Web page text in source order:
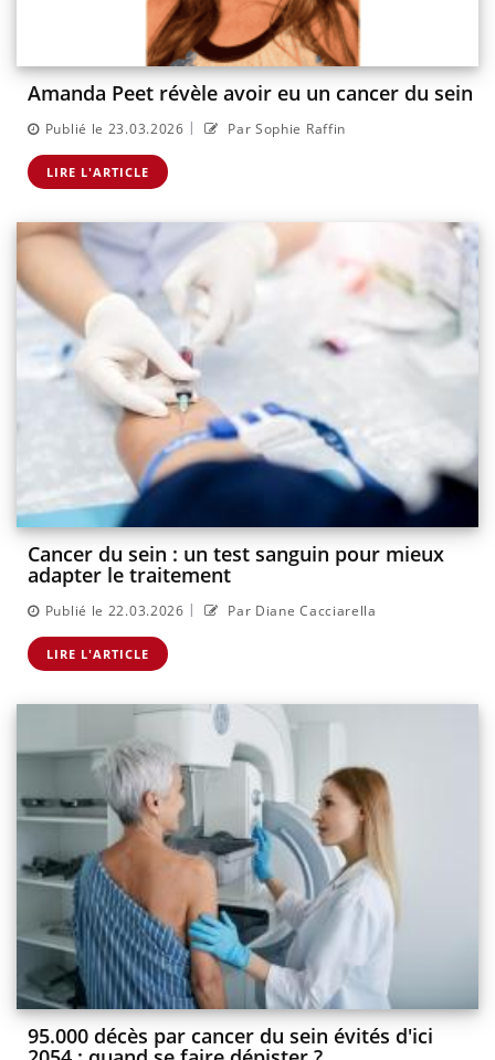
Amanda Peet révèle avoir eu un cancer du sein
Publié le 23.03.2026 | Par Sophie Raffin
LIRE L'ARTICLE
Cancer du sein : un test sanguin pour mieux
adapter le traitement
Publié le 22.03.2026 | Par Diane Cacciarella
LIRE L'ARTICLE
95.000 décès par cancer du sein évités d'ici